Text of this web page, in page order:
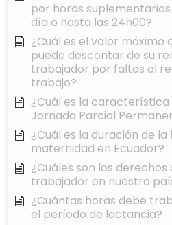
por horas
día o hasta las 24h00?
¿Cuál es el valor máximo
puede descontar de su
trabajador por faltas al
trabajo?
¿Cuál es la
Jornada Parcial
¿Cuál es la duración de
maternidad en Ecuador?
¿Cuáles son los derechos
trabajador en nuestro
¿Cuántas horas debe
el período de lactancia?